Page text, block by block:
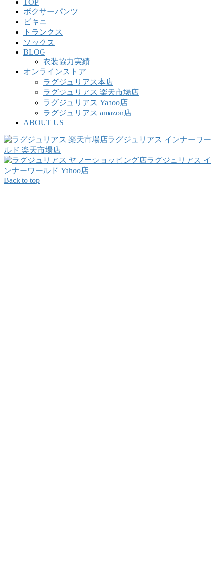
TOP
ボクサーパンツ
ビキニ
トランクス
ソックス
BLOG
衣装協力実績
オンラインストア
ラグジュリアス本店
ラグジュリアス 楽天市場店
ラグジュリアス Yahoo店
ラグジュリアス amazon店
ABOUT US
ラグジュリアス インナーワー
ルド 楽天市場店
ラグジュリアス イ
ンナーワールド Yahoo店
Back to top